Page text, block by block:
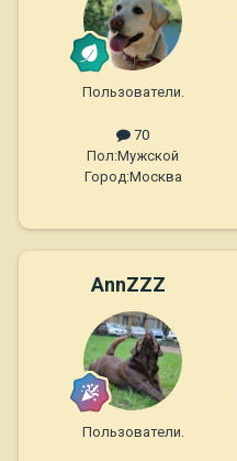
Пользователи.
70
Пол:Мужской
Город:Москва
AnnZZZ
Пользователи.